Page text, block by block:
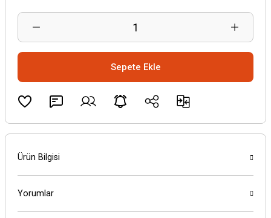
Sepete Ekle
Ürün Bilgisi
Yorumlar